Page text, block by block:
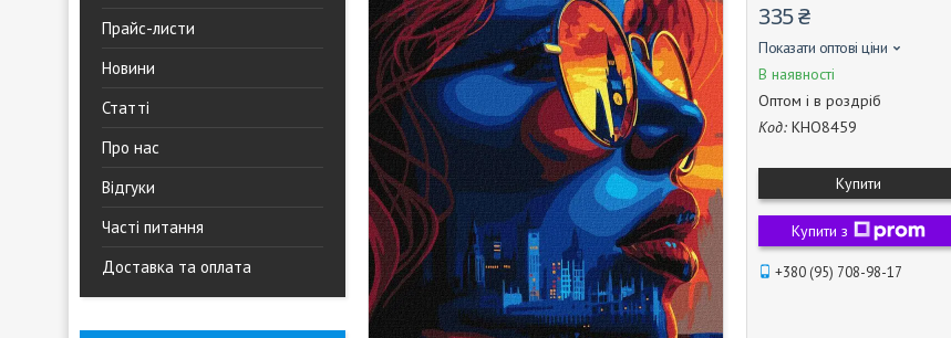
Прайс-листи
Новини
Статті
Про нас
Відгуки
Часті питання
Доставка та оплата
335 ₴
Показати оптові ціни
В наявності
Оптом і в роздріб
Код: КНО8459
Купити
Купити з
+380 (95) 708-98-17